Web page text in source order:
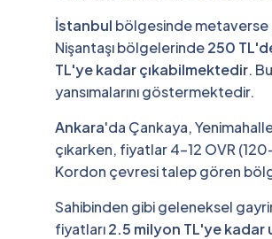
İstanbul bölgesinde metaverse
Nişantaşı bölgelerinde250
TL'ye kadar çıkabilmektedir.
yansımalarını göstermektedir.
Ankara'da Çankaya,
çıkarken, fiyatlar 4-12 OVR
Kordon çevresi talep gören
Sahibinden gibi geleneksel
fiyatları2.5 milyon TL'ye